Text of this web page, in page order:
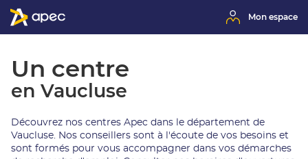
Mon espace
Un centre
en Vaucluse
Découvrez nos centres Apec dans le département de
Vaucluse. Nos conseillers sont à l'écoute de vos besoins et
sont formés pour vous accompagner dans vos démarches